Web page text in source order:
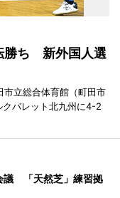
勝ち 新外国人選
市立総合体育館（町田市
バレット北九州に4-2
議 「天然芝」練習拠